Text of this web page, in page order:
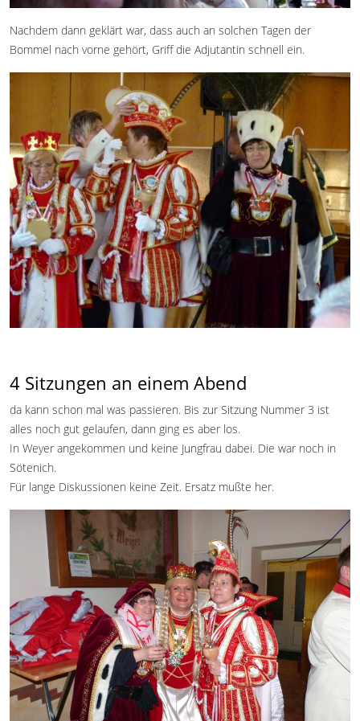
Nachdem dann geklärt war, dass auch an solchen Tagen der
Bommel nach vorne gehört, Griff die Adjutantin schnell ein.
4 Sitzungen an einem Abend
da kann schon mal was passieren. Bis zur Sitzung Nummer 3 ist
alles noch gut gelaufen, dann ging es aber los.
In Weyer angekommen und keine Jungfrau dabei. Die war noch in
Sötenich.
Für lange Diskussionen keine Zeit. Ersatz mußte her.